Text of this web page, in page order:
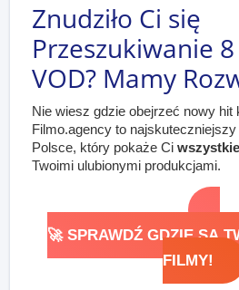
Znudziło Ci się
Przeszukiwanie
VOD? Mamy
Nie wiesz gdzie obejrzeć nowy hit
Filmo.agency to
Polsce, który pokaże Ci
Twoimi ulubionymi produkcjami.
🚀 SPRAWDŹ GDZIE SĄ
FILMY!